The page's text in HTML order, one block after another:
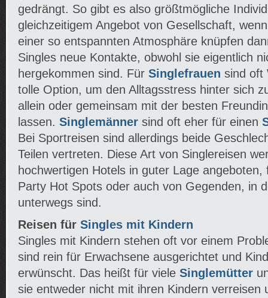
gedrängt. So gibt es also größtmögliche
gleichzeitigem Angebot von Gesellschaft,
einer so entspannten Atmosphäre knüpfen
Singles neue Kontakte, obwohl sie eigentlich
hergekommen sind. Für Singlefrauen sind oft
tolle Option, um den Alltagsstress hinter sich
allein oder gemeinsam mit der besten
lassen. Singlemänner sind oft eher für einen
Bei Sportreisen sind allerdings beide
Teilen vertreten. Diese Art von Singlereisen
hochwertigen Hotels in guter Lage
Party Hot Spots oder auch von Gegenden, in
unterwegs sind.
Reisen für Singles mit Kindern
Singles mit Kindern stehen oft vor einem
sind rein für Erwachsene ausgerichtet und
erwünscht. Das heißt für viele Singlemütter
sie entweder nicht mit ihren Kindern verreisen